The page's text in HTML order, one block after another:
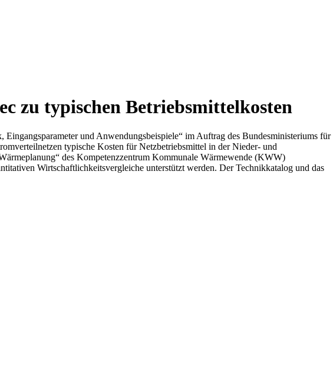
zu typischen Betriebsmittelkosten
und Anwendungsbeispiele“ im Auftrag des Bundesministeriums für
typische Kosten für Netzbetriebsmittel in der Nieder- und
des Kompetenzzentrum Kommunale Wärmewende (KWW)
Wirtschaftlichkeitsvergleiche unterstützt werden. Der Technikkatalog und das